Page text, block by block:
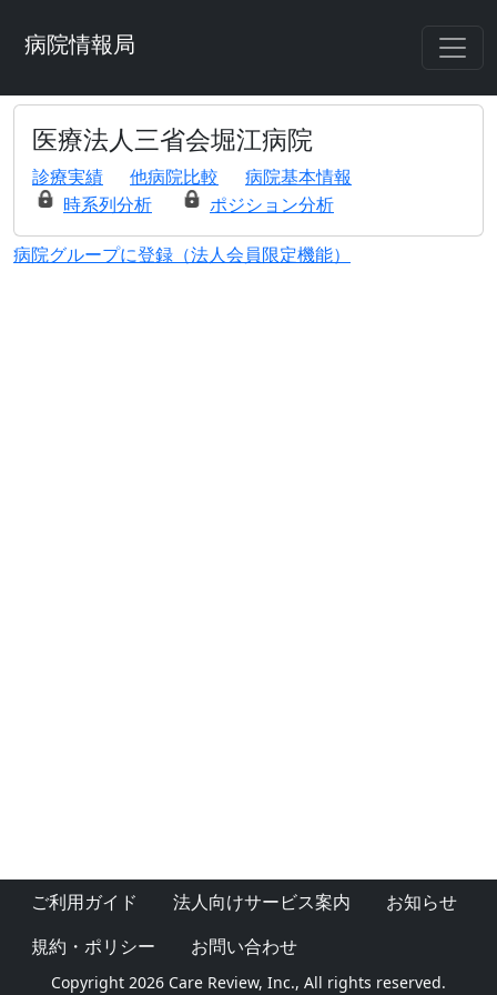
病院情報局
医療法人三省会堀江病院
診療実績 他病院比較
病院基本情報
時系列分析
ポジション分析
病院グループに登録（法人会員限定機能）
ご利用ガイド 法人向けサービス案内
お知らせ
規約・ポリシー
お問い合わせ
Copyright 2026 Care Review, Inc., All rights reserved.